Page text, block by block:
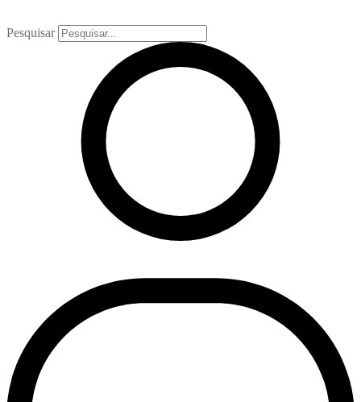
Pesquisar